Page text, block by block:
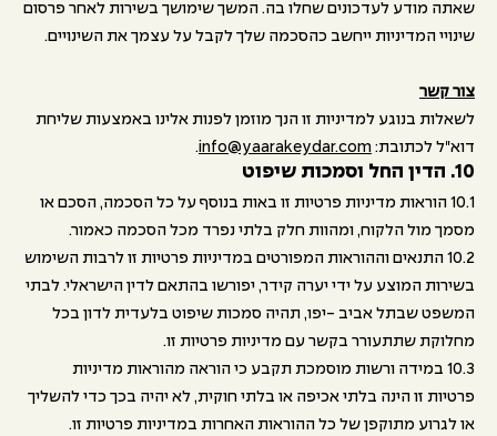
שאתה מודע לעדכונים שחלו בה. המשך שימושך בשירות לאחר פרסום
שינויי המדיניות ייחשב כהסכמה שלך לקבל על עצמך את השינויים.
צור קשר
לשאלות בנוגע למדיניות זו הנך מוזמן לפנות אלינו באמצעות שליחת
דוא"ל לכתובת: info@yaarakeydar.com
.
10. הדין החל וסמכות שיפוט
10.1 הוראות מדיניות פרטיות זו באות בנוסף על כל הסכמה, הסכם או
מסמך מול הלקוח, ומהוות חלק בלתי נפרד מכל הסכמה כאמור.
10.2 התנאים וההוראות המפורטים במדיניות פרטיות זו לרבות השימוש
בשירות המוצע על ידי יערה קידר, יפורשו בהתאם לדין הישראלי. לבתי
המשפט שבתל אביב -יפו, תהיה סמכות שיפוט בלעדית לדון בכל
מחלוקת שתתעורר בקשר עם מדיניות פרטיות זו.
10.3 במידה ורשות מוסמכת תקבע כי הוראה מהוראות מדיניות
פרטיות זו הינה בלתי אכיפה או בלתי חוקית, לא יהיה בכך כדי להשליך
או לגרוע מתוקפן של כל ההוראות האחרות במדיניות פרטיות זו.